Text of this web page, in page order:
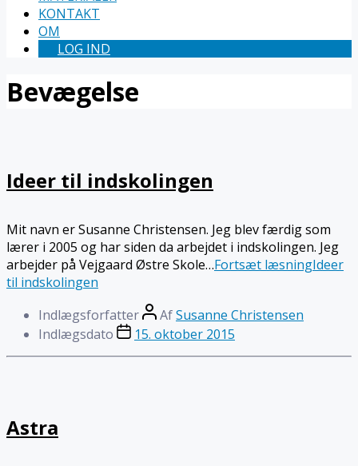
KONTAKT
OM
LOG IND
Bevægelse
Ideer til indskolingen
Mit navn er Susanne Christensen. Jeg blev færdig som
lærer i 2005 og har siden da arbejdet i indskolingen. Jeg
arbejder på Vejgaard Østre Skole…Fortsæt læsningIdeer
til indskolingen
Indlægsforfatter
AfSusanne Christensen
Indlægsdato
15. oktober 2015
Astra